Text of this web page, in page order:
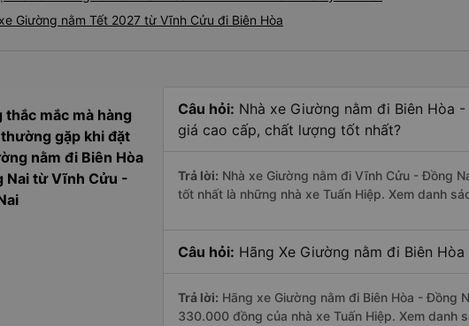
Giường nằm Tết 2027 từ Vĩnh Cửu đi Biên Hòa
thắc mắc mà hàng
gặp khi đặt
nằm đi Biên Hòa
Nai từ Vĩnh Cửu -
Câu hỏi: Nhà xe Giường nằm đi Biên Hòa
giá cao cấp, chất lượng tốt nhất?
Trả lời: Nhà xe Giường nằm đi Vĩnh Cửu - Đồng
tốt nhất là những nhà xe Tuấn Hiệp. Xem danh
Câu hỏi: Hãng Xe Giường nằm đi Biên
Trả lời: Hãng xe Giường nằm đi Biên Hòa - Đồng
330.000 đồng của nhà xe Tuấn Hiệp. Xem danh